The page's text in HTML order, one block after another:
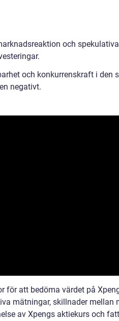
och
och konkurrenskraft i den
negativt.
att bedöma värdet på
mätningar, skillnader mellan
av Xpengs aktiekurs och